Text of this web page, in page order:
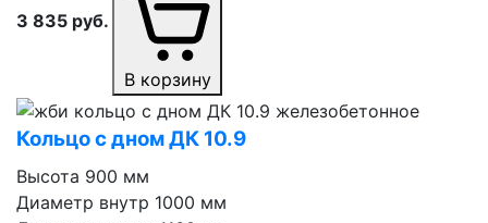
3 835 руб.
В корзину
Кольцо с дном ДК 10.9
Высота 900 мм
Диаметр внутр 1000 мм